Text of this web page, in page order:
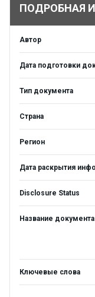
ПОДРОБНАЯ
Автор
Дата подготовки
Тип документа
Страна
Регион
Дата раскрытия
Disclosure Status
Название документа
Ключевые слова